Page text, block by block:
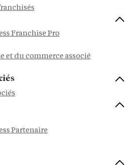
Franchise Pro
et du commerce associé
Partenaire